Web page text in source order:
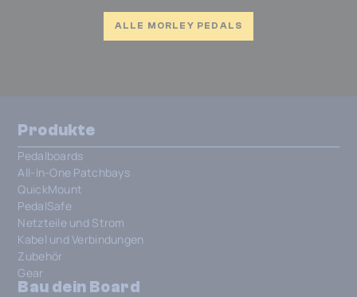
ALLE MORLEY PEDALS
Produkte
Pedalboards
All-In-One Patchbays
QuickMount
PedalSafe
Netzteile und Strom
Kabel und Verbindungen
Zubehör
Gear
Bau dein Board